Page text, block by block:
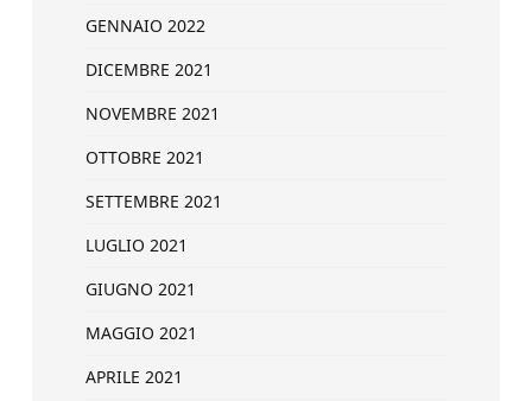
GENNAIO 2022
DICEMBRE 2021
NOVEMBRE 2021
OTTOBRE 2021
SETTEMBRE 2021
LUGLIO 2021
GIUGNO 2021
MAGGIO 2021
APRILE 2021